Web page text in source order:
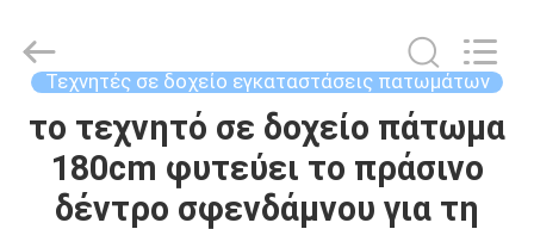
ΣΠΊΤΙ
ΠΡΟΪΌΝΤΑ
Crafts
Factory.
Rights
Developed
Τεχνητές σε δοχείο εγκαταστάσεις πατωμάτων
το τεχνητό σε δοχείο πάτωμα
180cm φυτεύει το πράσινο
δέντρο σφενδάμνου για τη